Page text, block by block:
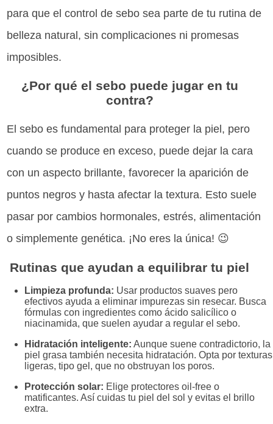
para que el control de sebo sea parte de tu rutina de
belleza natural, sin complicaciones ni promesas
imposibles.
¿Por qué el sebo puede jugar en tu
contra?
El sebo es fundamental para proteger la piel, pero
cuando se produce en exceso, puede dejar la cara
con un aspecto brillante, favorecer la aparición de
puntos negros y hasta afectar la textura. Esto suele
pasar por cambios hormonales, estrés, alimentación
o simplemente genética. ¡No eres la única! 😉
Rutinas que ayudan a equilibrar tu piel
Limpieza profunda: Usar productos suaves pero
efectivos ayuda a eliminar impurezas sin resecar. Busca
fórmulas con ingredientes como ácido salicílico o
niacinamida, que suelen ayudar a regular el sebo.
Hidratación inteligente: Aunque suene contradictorio, la
piel grasa también necesita hidratación. Opta por texturas
ligeras, tipo gel, que no obstruyan los poros.
Protección solar: Elige protectores oil-free o
matificantes. Así cuidas tu piel del sol y evitas el brillo
extra.